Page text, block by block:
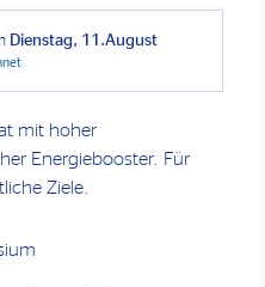
mit hoher
Energiebooster. Für
Ziele.
Dienstag, 11.August